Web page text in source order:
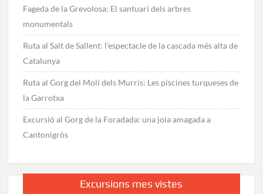
Fageda de la Grevolosa: El santuari dels arbres
monumentals
Ruta al Salt de Sallent: l’espectacle de la cascada més alta de
Catalunya
Ruta al Gorg del Molí dels Murris: Les piscines turqueses de
la Garrotxa
Excursió al Gorg de la Foradada: una joia amagada a
Cantonigròs
Excursions mes vistes